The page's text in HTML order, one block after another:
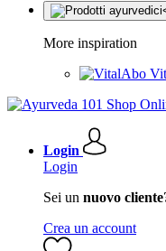
More inspiration
Login
Login
Sei un nuovo
Crea un account